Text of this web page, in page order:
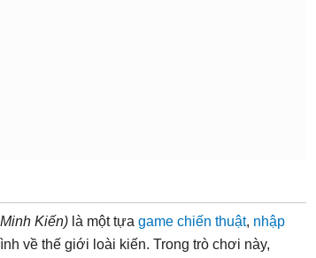
Kiến) là một tựa game chiến thuật, nhập
về thế giới loài kiến. Trong trò chơi này,